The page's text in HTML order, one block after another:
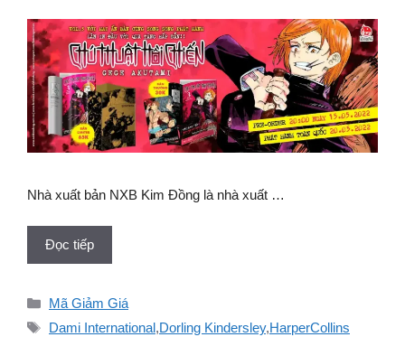
Nhà xuất bản NXB Kim Đồng là nhà xuất …
Đọc tiếp
Danh
mục
Mã Giảm Giá
Thẻ
Dami International,Dorling Kindersley,HarperCollins